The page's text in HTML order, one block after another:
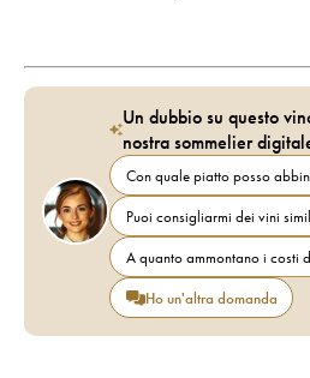
Un dubbio su questo
nostra sommelier
Con quale piatto posso
Puoi consigliarmi dei vini
A quanto ammontano i costi
Ho un'altra domanda